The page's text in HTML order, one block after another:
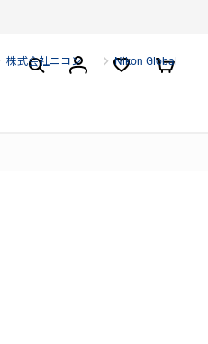
株式会社ニコン Nikon Global